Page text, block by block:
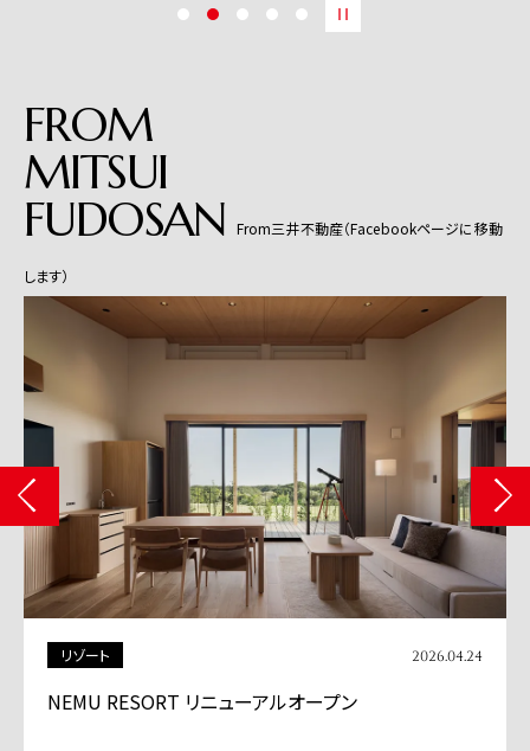
FROM
MITSUI
FUDOSAN From三井不動産（Facebookページに移動
します）
商業施設 2026.04.13
「BASEGATE横浜関内」グランドオープン